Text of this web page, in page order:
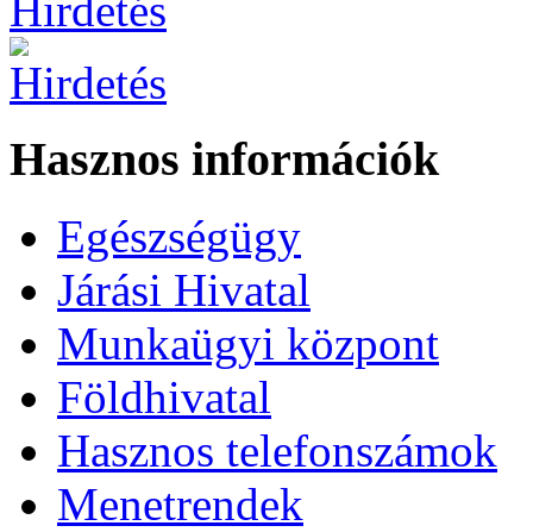
Hasznos információk
Egészségügy
Járási Hivatal
Munkaügyi központ
Földhivatal
Hasznos telefonszámok
Menetrendek